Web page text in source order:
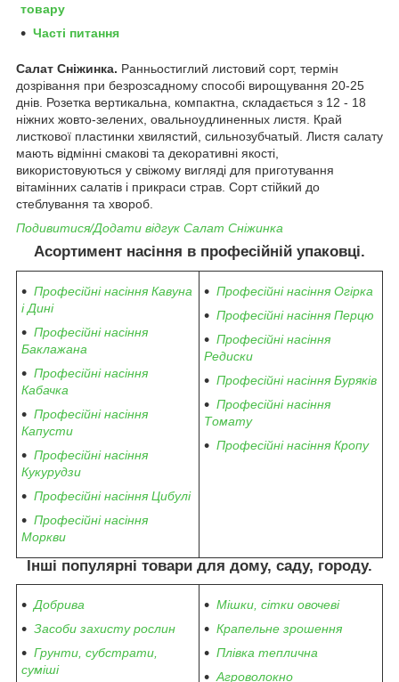
товару
Часті питання
Салат Сніжинка. Ранньостиглий листовий сорт, термін
дозрівання при безрозсадному способі вирощування 20-25
днів. Розетка вертикальна, компактна, складається з 12 - 18
ніжних жовто-зелених, овальноудлиненных листя. Край
листкової пластинки хвилястий, сильнозубчатый. Листя салату
мають відмінні смакові та декоративні якості,
використовуються у свіжому вигляді для приготування
вітамінних салатів і прикраси страв. Сорт стійкий до
стеблування та хвороб.
Подивитися/Додати відгук Салат Сніжинка
Асортимент насіння в професійній упаковці.
Професійні насіння Кавуна
і Дині
Професійні насіння
Баклажана
Професійні насіння
Кабачка
Професійні насіння
Капусти
Професійні насіння
Кукурудзи
Професійні насіння Цибулі
Професійні насіння
Моркви
Професійні насіння Огірка
Професійні насіння Перцю
Професійні насіння
Редиски
Професійні насіння Буряків
Професійні насіння
Томату
Професійні насіння Кропу
Інші популярні товари для дому, саду, городу.
Добрива
Засоби захисту рослин
Грунти, субстрати,
суміші
Мішки, сітки овочеві
Крапельне зрошення
Плівка теплична
Агроволокно